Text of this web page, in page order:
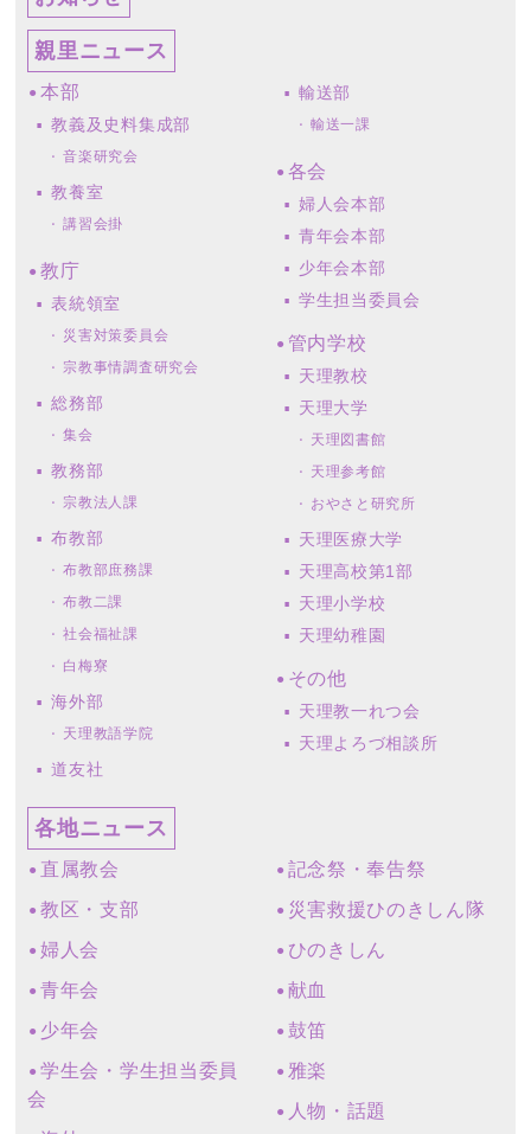
親里ニュース
本部
教義及史料集成部
音楽研究会
教養室
講習会掛
教庁
表統領室
災害対策委員会
宗教事情調査研究会
総務部
集会
教務部
宗教法人課
布教部
布教部庶務課
布教二課
社会福祉課
白梅寮
海外部
天理教語学院
道友社
輸送部
輸送一課
各会
婦人会本部
青年会本部
少年会本部
学生担当委員会
管内学校
天理教校
天理大学
天理図書館
天理参考館
おやさと研究所
天理医療大学
天理高校第1部
天理小学校
天理幼稚園
その他
天理教一れつ会
天理よろづ相談所
各地ニュース
直属教会
教区・支部
婦人会
青年会
少年会
学生会・学生担当委員
会
記念祭・奉告祭
災害救援ひのきしん隊
ひのきしん
献血
鼓笛
雅楽
人物・話題